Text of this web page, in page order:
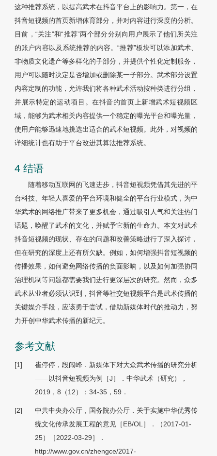
这种推荐系统，以提高武术在抖音平台上的影响力。第一，在
抖音短视频的首页新增体育部分，并对内容进行深度的分析。
目前，“关注”和“推荐”两个部分分别向用户展示了他们所关注
的账户内容以及系统推荐的内容。“推荐”板块可以添加武术、
非物质文化遗产等多样化的子部分，并提供个性化定制服务，
用户可以随时决定是否增加或删除某一子部分。武术部分设置
内容定制的功能，允许我们将各种武术活动按种类进行分组，
并展示特定的运动项目。在抖音的首页上新增武术短视频区
域，能够为武术相关内容提供一个稳定的曝光平台和曝光量，
使用户能够迅速地挑选出适合的武术短视频。此外，对视频的
详细统计也有助于平台改进其算法推荐系统。
4 结语
随着移动互联网的飞速进步，抖音短视频凭借其先进的平
台科技、年轻人喜爱的平台环境和健全的平台行业模式，为中
华武术的网络推广带来了更多机会，通过吸引人气和关注热门
话题，唤醒了武术的文化，并赋予它新的生命力。本文对武术
抖音短视频的现状、存在的问题和改善策略进行了深入探讨，
但在研究的深度上还有所欠缺。例如，如何增强抖音短视频的
传播效果，如何避免网络传播的负面影响，以及如何加强协同
治理机制等问题都需要我们进行更深层次的研究。然而，众多
武术从业者必须认识到，抖音等社交短视频平台是武术传播的
关键媒介手段，应该勇于尝试，借助新媒体时代的推动力，努
力开创中华武术传播的新纪元。
参考文献
[1]
崔停停，段闯峰．新媒体下对大众武术传播的研究分析
——以抖音短视频为例［J］．中华武术（研究），
2019，8（12）：34-35，59．
[2]
中共中央办公厅，国务院办公厅．关于实施中华优秀传
统文化传承发展工程的意见［EB/OL］．（2017-01-
25）［2022-03-29］．
http://www.gov.cn/zhengce/2017-